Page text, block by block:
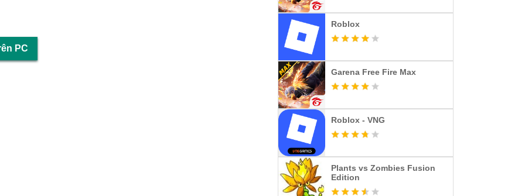
PC
Roblox
Garena Free Fire Max
Roblox - VNG
Plants vs Zombies Fusion
Edition